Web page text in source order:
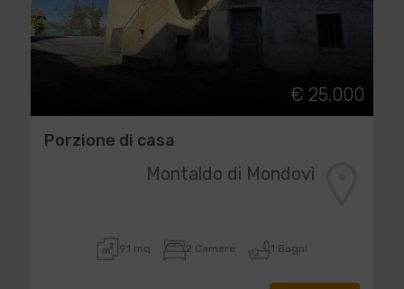
€ 25.000
Porzione di casa
Montaldo di Mondovì
91 mq 2 Camere 1 Bagni